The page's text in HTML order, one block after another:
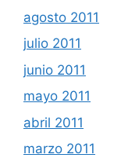
agosto 2011
julio 2011
junio 2011
mayo 2011
abril 2011
marzo 2011